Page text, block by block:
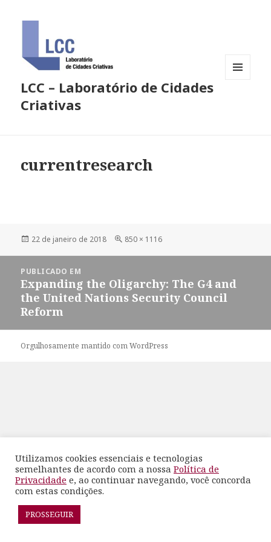
LCC – Laboratório de Cidades
Criativas
currentresearch
Publicado
22 de janeiro de 2018
Tamanho
850 × 1116
PUBLICADO EM
Expanding the Oligarchy: The G4 and
the United Nations Security Council
Reform
Orgulhosamente mantido com WordPress
Utilizamos cookies essenciais e tecnologias
semelhantes de acordo com a nossa Política de
Privacidade e, ao continuar navegando, você concorda
com estas condições.
PROSSEGUIR